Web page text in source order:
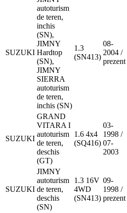
SUZUKI
autoturism
de teren,
inchis
(SN),
JIMNY
Hardtop
(SN),
JIMNY
SIERRA
autoturism
de teren,
inchis (SN)
1.3
(SN413)
08-
2004 /
prezent
SUZUKI
GRAND
VITARA I
autoturism
de teren,
deschis
(GT)
1.6 4x4
(SQ416)
03-
1998 /
07-
2003
SUZUKI
JIMNY
autoturism
de teren,
deschis
(SN)
1.3 16V
4WD
(SN413)
09-
1998 /
prezent